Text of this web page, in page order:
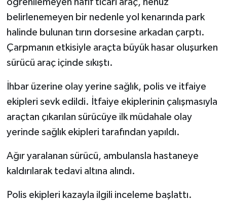
öğrenilemeyen hafif ticari araç, henüz
belirlenemeyen bir nedenle yol kenarında park
halinde bulunan tırın dorsesine arkadan çarptı.
Çarpmanın etkisiyle araçta büyük hasar oluşurken
sürücü araç içinde sıkıştı.
İhbar üzerine olay yerine sağlık, polis ve itfaiye
ekipleri sevk edildi. İtfaiye ekiplerinin çalışmasıyla
araçtan çıkarılan sürücüye ilk müdahale olay
yerinde sağlık ekipleri tarafından yapıldı.
Ağır yaralanan sürücü, ambulansla hastaneye
kaldırılarak tedavi altına alındı.
Polis ekipleri kazayla ilgili inceleme başlattı.